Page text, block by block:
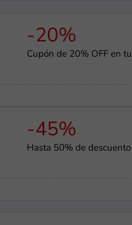
-20%
Cupón de 20% OFF en
-45%
Hasta 50% de